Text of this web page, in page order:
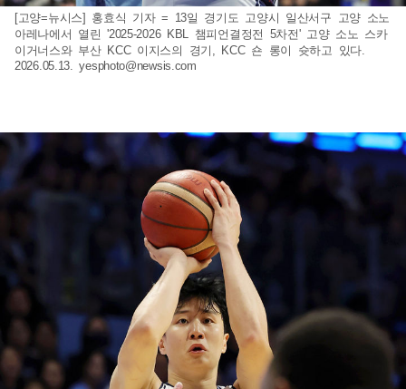
[고양=뉴시스] 홍효식 기자 = 13일 경기도 고양시 일산서구 고양 소노
아레나에서 열린 '2025-2026 KBL 챔피언결정전 5차전' 고양 소노 스카
이거너스와 부산 KCC 이지스의 경기, KCC 숀 롱이 슛하고 있다.
2026.05.13.yesphoto@newsis.com